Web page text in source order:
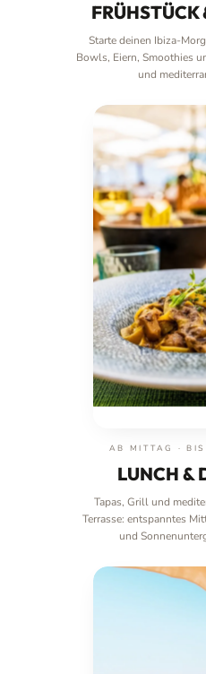
FRÜHSTÜCK
Starte deinen Ibiza-
Bowls, Eiern, Smoothies
und
AB MITTAG ·
LUNCH &
Tapas, Grill und
Terrasse: entspanntes
und